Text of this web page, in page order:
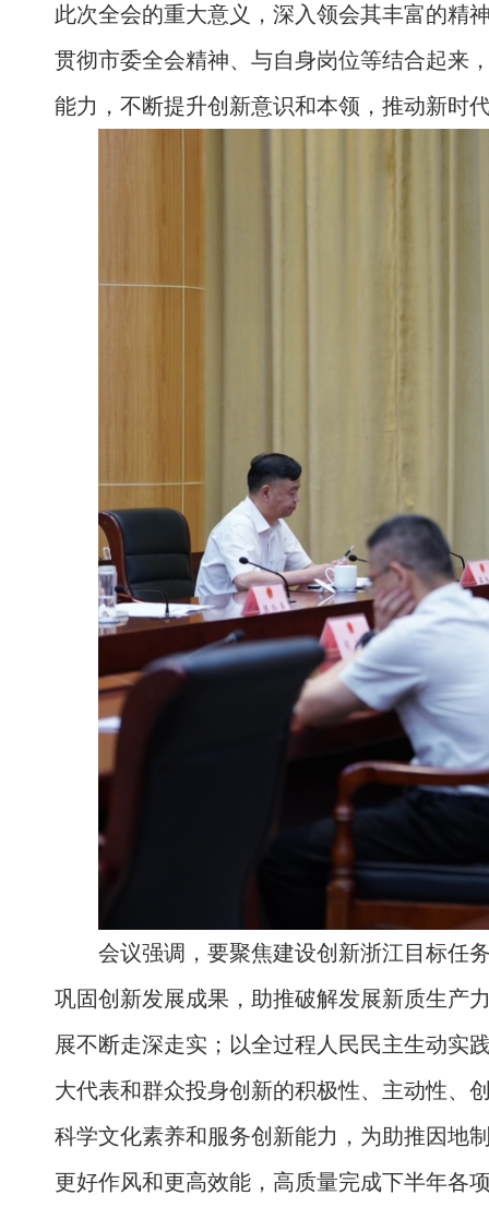
此次全会的重大意义，深入领会其丰富的精
贯彻市委全会精神、与自身岗位等结合起来
能力，不断提升创新意识和本领，推动新时
会议强调，要聚焦建设创新浙江目标任
巩固创新发展成果，助推破解发展新质生产
展不断走深走实；以全过程人民民主生动实
大代表和群众投身创新的积极性、主动性、
科学文化素养和服务创新能力，为助推因地
更好作风和更高效能，高质量完成下半年各